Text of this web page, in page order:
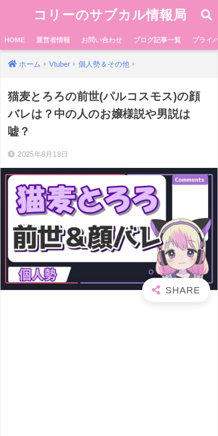
コリーのサブカル情報局
HOME 運営者情報 お問い合わせ ブログ記事一覧 プライ
ホーム Vtuber 個人勢＆その他
猫麦とろろの前世(パルコスモス)の顔
バレは？中の人のお嬢様説や男説は
嘘？
2025年8月18日